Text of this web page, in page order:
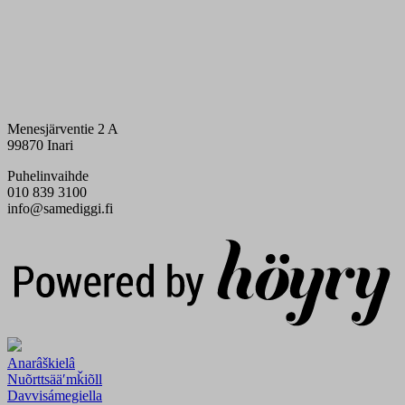
Menesjärventie 2 A
99870 Inari
Puhelinvaihde
010 839 3100
info@samediggi.fi
Anarâškielâ
Nuõrttsääʹmǩiõll
Davvisámegiella